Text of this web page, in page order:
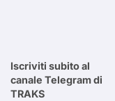
Iscriviti subito al
canale Telegram di
TRAKS